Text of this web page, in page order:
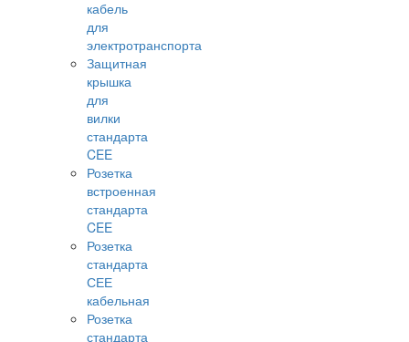
кабель
для
электротранспорта
Защитная
крышка
для
вилки
стандарта
CEE
Розетка
встроенная
стандарта
CEE
Розетка
стандарта
СЕЕ
кабельная
Розетка
стандарта